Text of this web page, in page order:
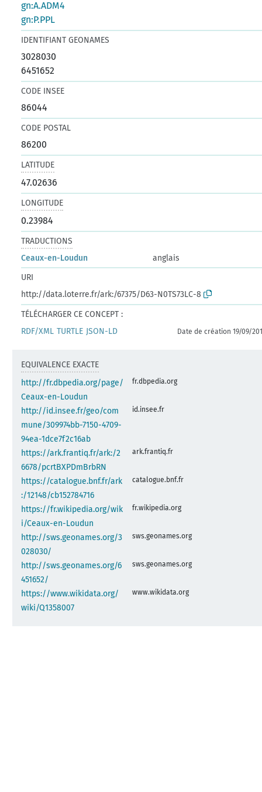
gn:A.ADM4
gn:P.PPL
IDENTIFIANT GEONAMES
3028030
6451652
CODE INSEE
86044
CODE POSTAL
86200
LATITUDE
47.02636
LONGITUDE
0.23984
TRADUCTIONS
Ceaux-en-Loudun
anglais
URI
http://data.loterre.fr/ark:/67375/D63-N0TS73LC-8
TÉLÉCHARGER CE CONCEPT :
RDF/XML TURTLE JSON-LD Date de création 19/09/
EQUIVALENCE EXACTE
http://fr.dbpedia.org/page/
Ceaux-en-Loudun
fr.dbpedia.org
http://id.insee.fr/geo/com
mune/309974bb-7150-4709-
94ea-1dce7f2c16ab
id.insee.fr
https://ark.frantiq.fr/ark:/2
6678/pcrtBXPDmBrbRN
ark.frantiq.fr
https://catalogue.bnf.fr/ark
:/12148/cb152784716
catalogue.bnf.fr
https://fr.wikipedia.org/wik
i/Ceaux-en-Loudun
fr.wikipedia.org
http://sws.geonames.org/3
028030/
sws.geonames.org
http://sws.geonames.org/6
451652/
sws.geonames.org
https://www.wikidata.org/
wiki/Q1358007
www.wikidata.org